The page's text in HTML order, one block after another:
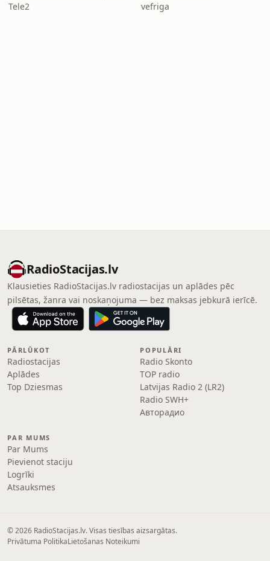
Tele2 vefriga
RadioStacijas.lv
Klausieties RadioStacijas.lv radiostacijas un aplādes pēc
pilsētas, žanra vai noskaņojuma — bez maksas jebkurā ierīcē.
PĀRLŪKOT
Radiostacijas
Aplādes
Top Dziesmas
POPULĀRI
Radio Skonto
TOP radio
Latvijas Radio 2 (LR2)
Radio SWH+
Авторадио
PAR MUMS
Par Mums
Pievienot staciju
Logrīki
Atsauksmes
© 2026 RadioStacijas.lv. Visas tiesības aizsargātas.
Privātuma PolitikaLietošanas Noteikumi